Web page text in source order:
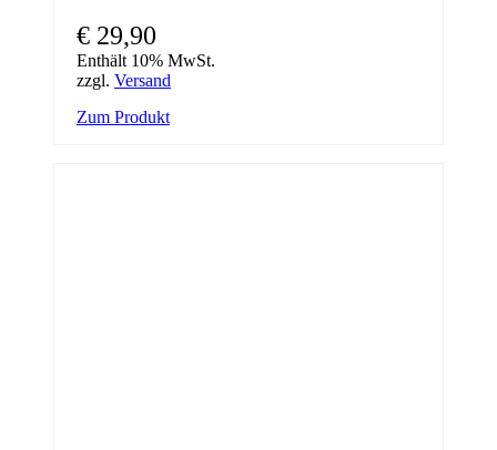
€ 29,90
Enthält 10% MwSt.
zzgl. Versand
Zum Produkt